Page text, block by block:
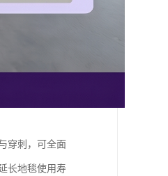
穿刺，可全面
长地毯使用寿